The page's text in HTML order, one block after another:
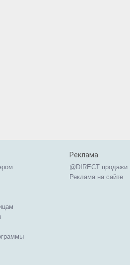
Реклама
@DIRECT продажи
Реклама на сайте